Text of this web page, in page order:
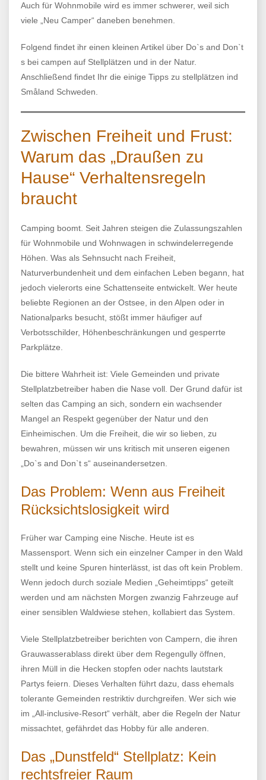
Auch für Wohnmobile wird es immer schwerer, weil sich
viele „Neu Camper“ daneben benehmen.
Folgend findet ihr einen kleinen Artikel über Do`s and Don`t
s bei campen auf Stellplätzen und in der Natur.
Anschließend findet Ihr die einige Tipps zu stellplätzen ind
Småland Schweden.
Zwischen Freiheit und Frust:
Warum das „Draußen zu
Hause“ Verhaltensregeln
braucht
Camping boomt. Seit Jahren steigen die Zulassungszahlen
für Wohnmobile und Wohnwagen in schwindelerregende
Höhen. Was als Sehnsucht nach Freiheit,
Naturverbundenheit und dem einfachen Leben begann, hat
jedoch vielerorts eine Schattenseite entwickelt. Wer heute
beliebte Regionen an der Ostsee, in den Alpen oder in
Nationalparks besucht, stößt immer häufiger auf
Verbotsschilder, Höhenbeschränkungen und gesperrte
Parkplätze.
Die bittere Wahrheit ist: Viele Gemeinden und private
Stellplatzbetreiber haben die Nase voll. Der Grund dafür ist
selten das Camping an sich, sondern ein wachsender
Mangel an Respekt gegenüber der Natur und den
Einheimischen. Um die Freiheit, die wir so lieben, zu
bewahren, müssen wir uns kritisch mit unseren eigenen
„Do`s and Don`t s“ auseinandersetzen.
Das Problem: Wenn aus Freiheit
Rücksichtslosigkeit wird
Früher war Camping eine Nische. Heute ist es
Massensport. Wenn sich ein einzelner Camper in den Wald
stellt und keine Spuren hinterlässt, ist das oft kein Problem.
Wenn jedoch durch soziale Medien „Geheimtipps“ geteilt
werden und am nächsten Morgen zwanzig Fahrzeuge auf
einer sensiblen Waldwiese stehen, kollabiert das System.
Viele Stellplatzbetreiber berichten von Campern, die ihren
Grauwasserablass direkt über dem Regengully öffnen,
ihren Müll in die Hecken stopfen oder nachts lautstark
Partys feiern. Dieses Verhalten führt dazu, dass ehemals
tolerante Gemeinden restriktiv durchgreifen. Wer sich wie
im „All-inclusive-Resort“ verhält, aber die Regeln der Natur
missachtet, gefährdet das Hobby für alle anderen.
Das „Dunstfeld“ Stellplatz: Kein
rechtsfreier Raum